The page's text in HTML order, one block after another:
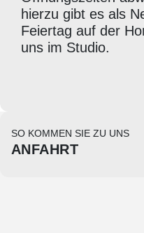
hierzu gibt es als
Feiertag auf der
uns im Studio.
SO KOMMEN SIE ZU UNS
ANFAHRT